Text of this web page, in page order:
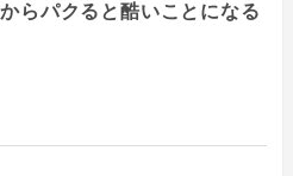
らパクると酷いことになる